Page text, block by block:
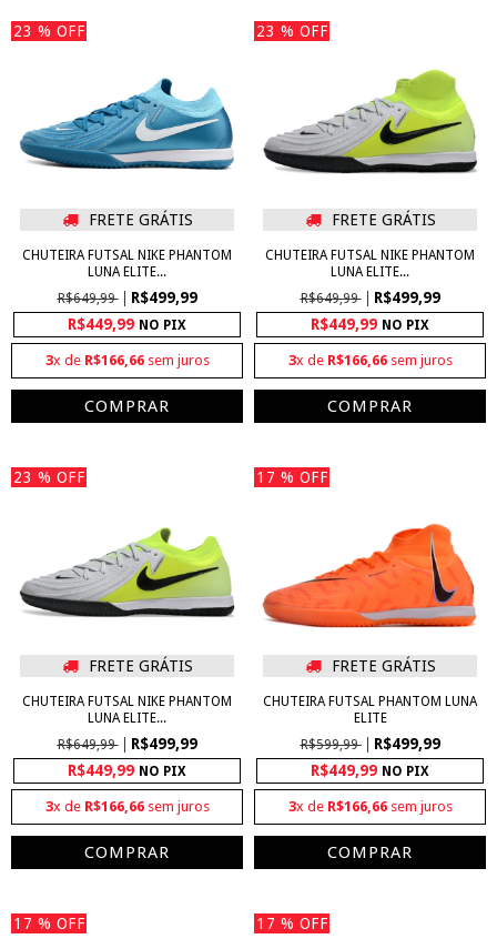
23 % OFF
FRETE GRÁTIS
CHUTEIRA FUTSAL NIKE PHANTOM
LUNA ELITE...
R$649,99
R$499,99
R$449,99 NO PIX
3x de R$166,66sem juros
COMPRAR
23 % OFF
FRETE GRÁTIS
CHUTEIRA FUTSAL NIKE PHANTOM
LUNA ELITE...
R$649,99
R$499,99
R$449,99 NO PIX
3x de R$166,66sem juros
COMPRAR
23 % OFF
FRETE GRÁTIS
CHUTEIRA FUTSAL NIKE PHANTOM
LUNA ELITE...
R$649,99
R$499,99
R$449,99 NO PIX
3x de R$166,66sem juros
COMPRAR
17 % OFF
FRETE GRÁTIS
CHUTEIRA FUTSAL PHANTOM LUNA
ELITE
R$599,99
R$499,99
R$449,99 NO PIX
3x de R$166,66sem juros
COMPRAR
17 % OFF 17 % OFF